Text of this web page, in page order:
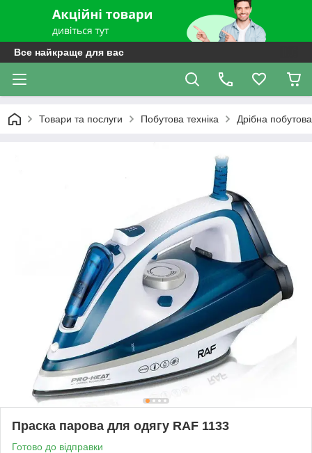
Все найкраще для вас
Товари та послуги Побутова техніка Дрібна
Праска парова для одягу RAF 1133
Готово до відправки